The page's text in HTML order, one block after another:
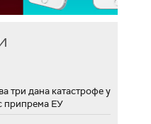
три дана катастрофе у
припрема ЕУ